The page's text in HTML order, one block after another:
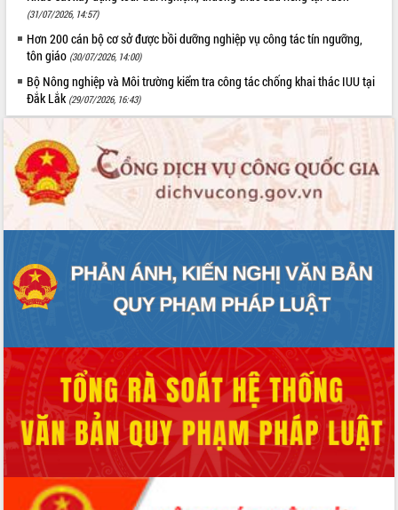
(31/07/2026, 14:57)
Hơn 200 cán bộ cơ sở được bồi dưỡng nghiệp vụ công tác tín ngưỡng,
tôn giáo (30/07/2026, 14:00)
Bộ Nông nghiệp và Môi trường kiểm tra công tác chống khai thác IUU tại
Đắk Lắk (29/07/2026, 16:43)